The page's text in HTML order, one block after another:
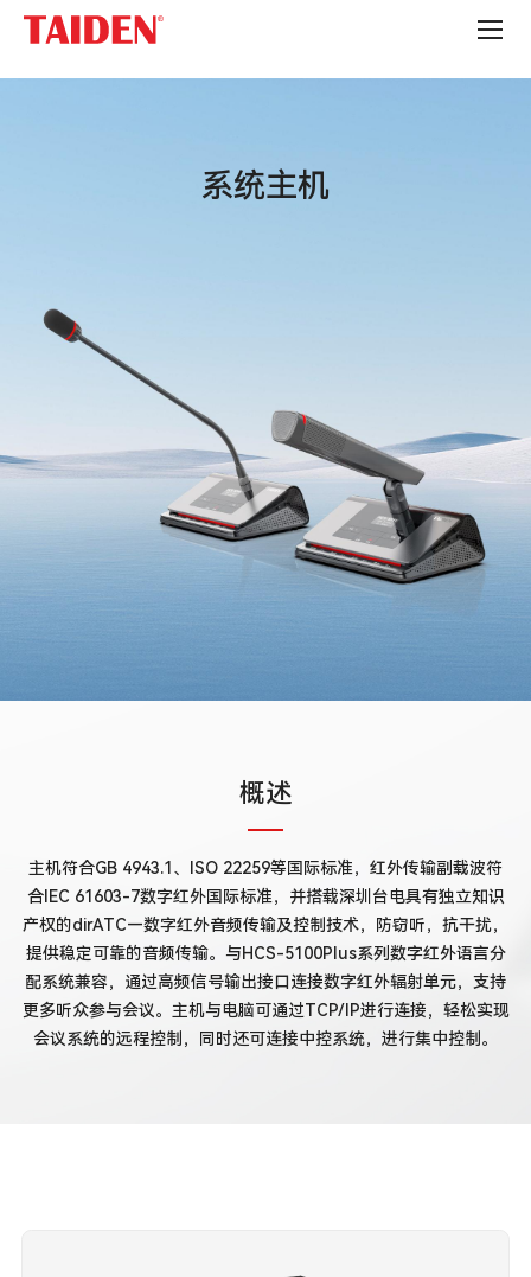
机
系统主机
概述
主机符合GB 4943.1、ISO 22259等国际标准，红外传输副载波符
合IEC 61603-7数字红外国际标准，并搭载深圳台电具有独立知识
产权的dirATC—数字红外音频传输及控制技术，防窃听，抗干扰，
提供稳定可靠的音频传输。与HCS-5100Plus系列数字红外语言分
配系统兼容，通过高频信号输出接口连接数字红外辐射单元，支持
更多听众参与会议。主机与电脑可通过TCP/IP进行连接，轻松实现
会议系统的远程控制，同时还可连接中控系统，进行集中控制。